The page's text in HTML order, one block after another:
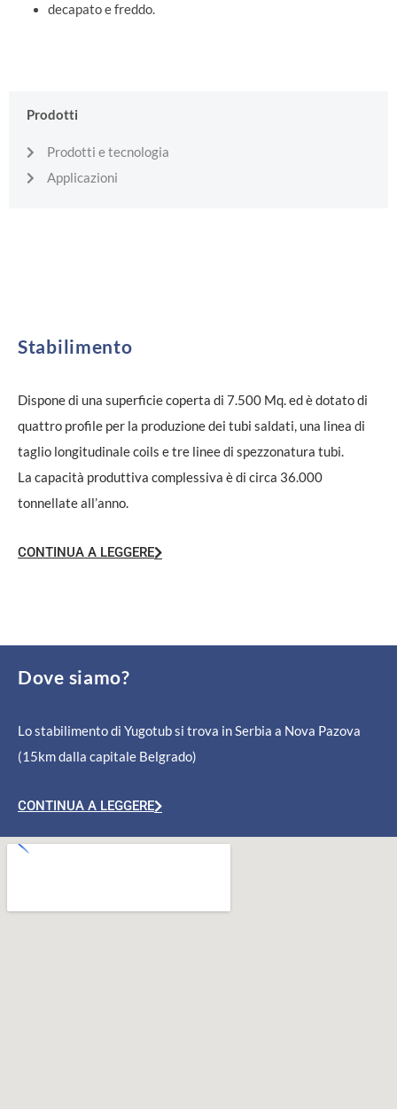
Prodotti
Prodotti e tecnologia
Applicazioni
decapato e freddo.
Stabilimento
Dispone di una superficie coperta di 7.500 Mq. ed è dotato di
quattro profile per la produzione dei tubi saldati, una linea di
taglio longitudinale coils e tre linee di spezzonatura tubi.
La capacità produttiva complessiva è di circa 36.000
tonnellate all’anno.
CONTINUA A LEGGERE
Dove siamo?
Lo stabilimento di Yugotub si trova in Serbia a Nova Pazova
(15km dalla capitale Belgrado)
CONTINUA A LEGGERE